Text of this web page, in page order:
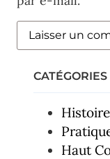
CATÉGORIES
Haut